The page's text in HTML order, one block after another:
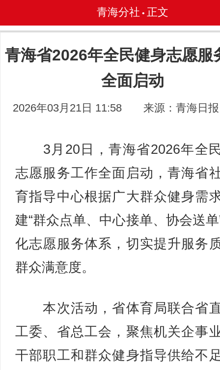
青海分社 • 正文
青海省2026年全民健身志愿服
全面启动
2026年03月21日 11:58 来源：青海日报
3月20日，青海省2026年全
志愿服务工作全面启动，青海省
育指导中心根据广大群众健身需
建“群众点单、中心接单、协会送
化志愿服务体系，切实提升服务
群众满意度。
本次活动，省体育局联合省
工委、省总工会，聚焦机关企事
干部职工和群众健身指导供给不